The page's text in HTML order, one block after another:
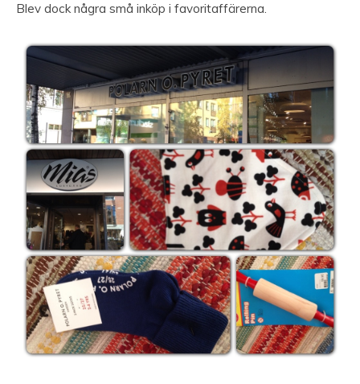
Blev dock några små inköp i favoritaffärerna.